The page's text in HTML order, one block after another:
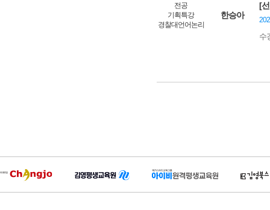
전공
기획특강
경찰대언어논리
한승아
[
수